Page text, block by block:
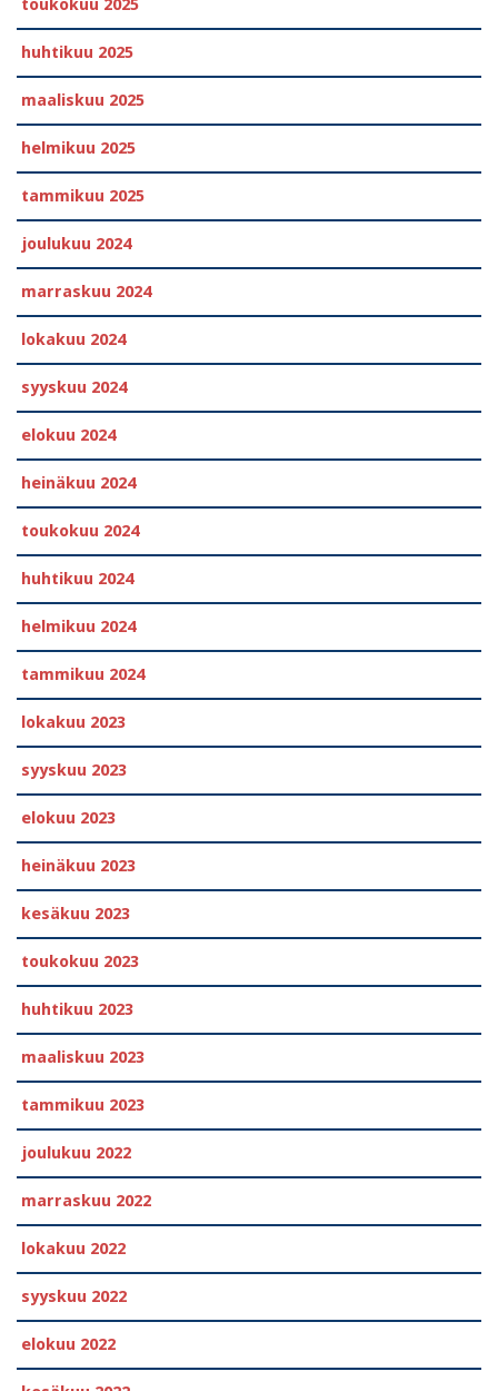
toukokuu 2025
huhtikuu 2025
maaliskuu 2025
helmikuu 2025
tammikuu 2025
joulukuu 2024
marraskuu 2024
lokakuu 2024
syyskuu 2024
elokuu 2024
heinäkuu 2024
toukokuu 2024
huhtikuu 2024
helmikuu 2024
tammikuu 2024
lokakuu 2023
syyskuu 2023
elokuu 2023
heinäkuu 2023
kesäkuu 2023
toukokuu 2023
huhtikuu 2023
maaliskuu 2023
tammikuu 2023
joulukuu 2022
marraskuu 2022
lokakuu 2022
syyskuu 2022
elokuu 2022